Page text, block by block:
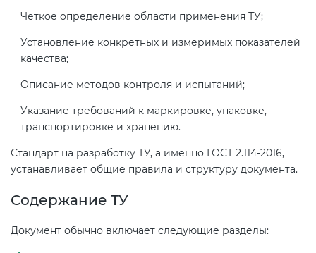
Четкое определение области применения ТУ;
Установление конкретных и измеримых показателей
качества;
Описание методов контроля и испытаний;
Указание требований к маркировке, упаковке,
транспортировке и хранению.
Стандарт на разработку ТУ, а именно ГОСТ 2.114-2016,
устанавливает общие правила и структуру документа.
Содержание ТУ
Документ обычно включает следующие разделы: